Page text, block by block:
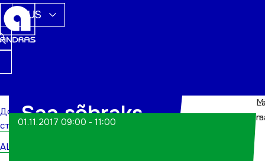
RUS
Домашняя
страница
ALWs
Saa sõbraks
01.11.2017 09:00 - 11:00